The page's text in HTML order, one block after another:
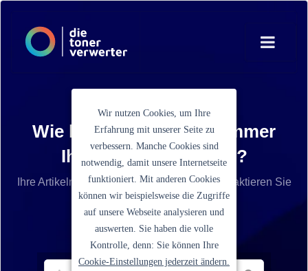
Wie lautet die Artikelnummer
Ihrer Tonerkartusche?
Ihre Artikelnummer ist nicht aufgelistet? Kontaktieren Sie
unseren Service.
Wir nutzen Cookies, um Ihre
Erfahrung mit unserer Seite zu
verbessern. Manche Cookies sind
notwendig, damit unsere Internetseite
funktioniert. Mit anderen Cookies
können wir beispielsweise die Zugriffe
auf unsere Webseite analysieren und
auswerten. Sie haben die volle
Kontrolle, denn: Sie können Ihre
Cookie-Einstellungen jederzeit ändern.